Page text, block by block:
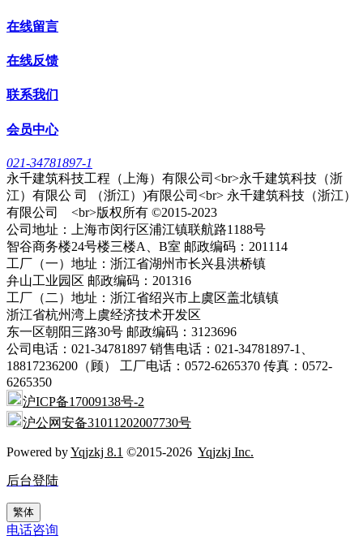
在线留言
在线反馈
联系我们
会员中心
021-34781897-1
永千建筑科技工程（上海）有限公司<br>永千建筑科技（浙
江）有限公 司 （浙江）)有限公司<br> 永千建筑科技（浙江）
有限公司 <br>版权所有 ©2015-2023
公司地址：上海市闵行区浦江镇联航路1188号
智谷商务楼24号楼三楼A、B室 邮政编码：201114
工厂（一）地址：浙江省湖州市长兴县洪桥镇
弁山工业园区 邮政编码：201316
工厂（二）地址：浙江省绍兴市上虞区盖北镇镇
浙江省杭州湾上虞经济技术开发区
东一区朝阳三路30号 邮政编码：3123696
公司电话：021-34781897 销售电话：021-34781897-1、
18817236200（顾） 工厂电话：0572-6265370 传真：0572-
6265350
沪ICP备17009138号-2
沪公网安备31011202007730号
Powered byYqjzkj 8.1 ©2015-2026 Yqjzkj Inc.
后台登陆
繁体
电话咨询